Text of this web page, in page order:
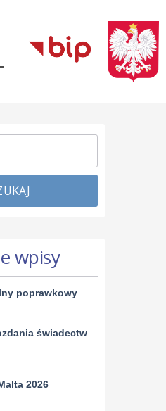
wpisy
poprawkowy
świadectw
2026